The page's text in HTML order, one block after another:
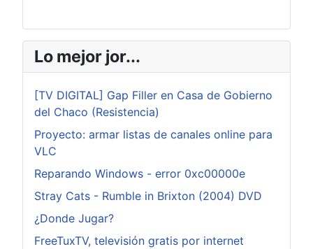
Lo mejor jor...
[TV DIGITAL] Gap Filler en Casa de Gobierno
del Chaco (Resistencia)
Proyecto: armar listas de canales online para
VLC
Reparando Windows - error 0xc00000e
Stray Cats - Rumble in Brixton (2004) DVD
¿Donde Jugar?
FreeTuxTV, televisión gratis por internet